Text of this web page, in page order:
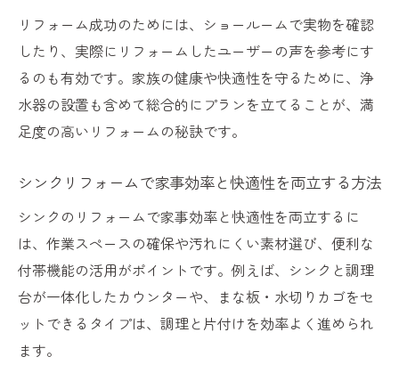
リフォーム成功のためには、ショールームで実物を確認
したり、実際にリフォームしたユーザーの声を参考にす
るのも有効です。家族の健康や快適性を守るために、浄
水器の設置も含めて総合的にプランを立てることが、満
足度の高いリフォームの秘訣です。
シンクリフォームで家事効率と快適性を両立する方法
シンクのリフォームで家事効率と快適性を両立するに
は、作業スペースの確保や汚れにくい素材選び、便利な
付帯機能の活用がポイントです。例えば、シンクと調理
台が一体化したカウンターや、まな板・水切りカゴをセ
ットできるタイプは、調理と片付けを効率よく進められ
ます。